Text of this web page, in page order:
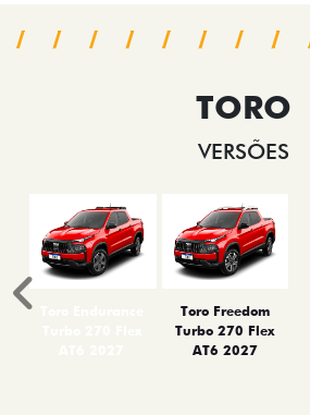
TORO
VERSÕES
Toro Freedom
Turbo 270 Flex
AT6 2027
Anterior